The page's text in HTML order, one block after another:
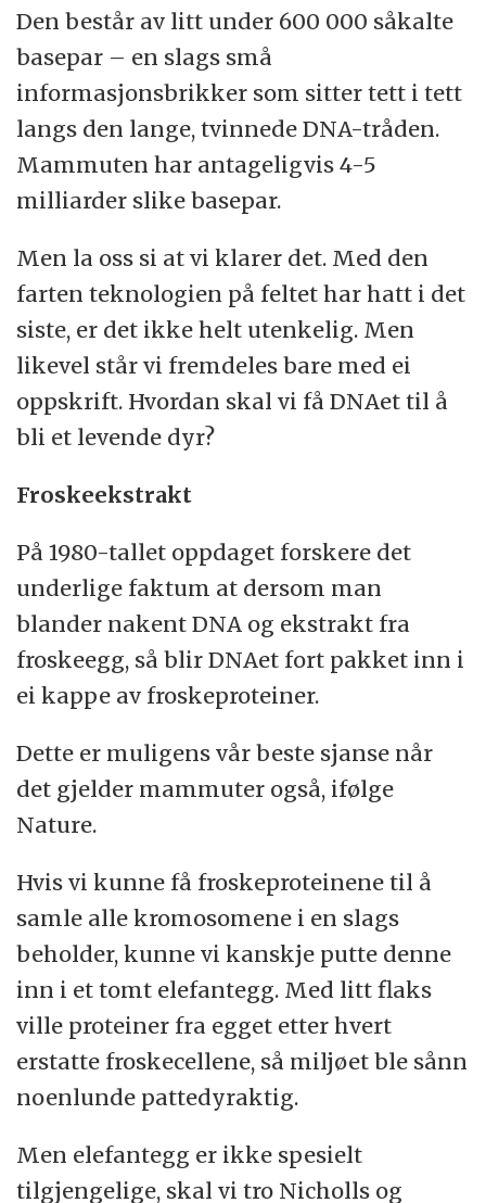
Den består av litt under 600 000 såkalte
basepar – en slags små
informasjonsbrikker som sitter tett i tett
langs den lange, tvinnede DNA-tråden.
Mammuten har antageligvis 4-5
milliarder slike basepar.
Men la oss si at vi klarer det. Med den
farten teknologien på feltet har hatt i det
siste, er det ikke helt utenkelig. Men
likevel står vi fremdeles bare med ei
oppskrift. Hvordan skal vi få DNAet til å
bli et levende dyr?
Froskeekstrakt
På 1980-tallet oppdaget forskere det
underlige faktum at dersom man
blander nakent DNA og ekstrakt fra
froskeegg, så blir DNAet fort pakket inn i
ei kappe av froskeproteiner.
Dette er muligens vår beste sjanse når
det gjelder mammuter også, ifølge
Nature.
Hvis vi kunne få froskeproteinene til å
samle alle kromosomene i en slags
beholder, kunne vi kanskje putte denne
inn i et tomt elefantegg. Med litt flaks
ville proteiner fra egget etter hvert
erstatte froskecellene, så miljøet ble sånn
noenlunde pattedyraktig.
Men elefantegg er ikke spesielt
tilgjengelige, skal vi tro Nicholls og